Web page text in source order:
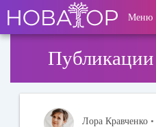
основному
содержанию
User
account
Меню
Лора Кравченко